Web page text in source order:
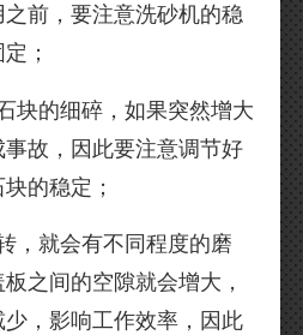
前，要注意洗砂机的稳
；
块的细碎，如果突然增大
故，因此要注意调节好
的稳定；
，就会有不同程度的磨
之间的空隙就会增大，
，影响工作效率，因此